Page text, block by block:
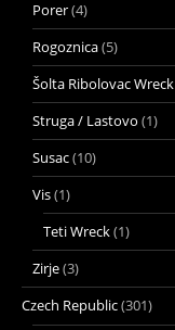
Porer(4)
Rogoznica(5)
Šolta Ribolovac Wreck
Struga / Lastovo (1)
Susac(10)
Vis(1)
Teti Wreck(1)
Zirje(3)
Czech Republic(301)